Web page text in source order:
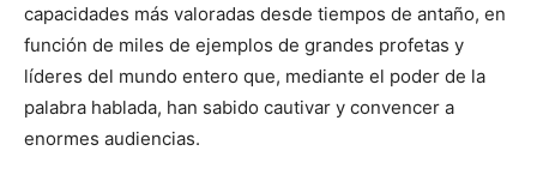
capacidades más valoradas desde tiempos de antaño, en
función de miles de ejemplos de grandes profetas y
líderes del mundo entero que, mediante el poder de la
palabra hablada, han sabido cautivar y convencer a
enormes audiencias.